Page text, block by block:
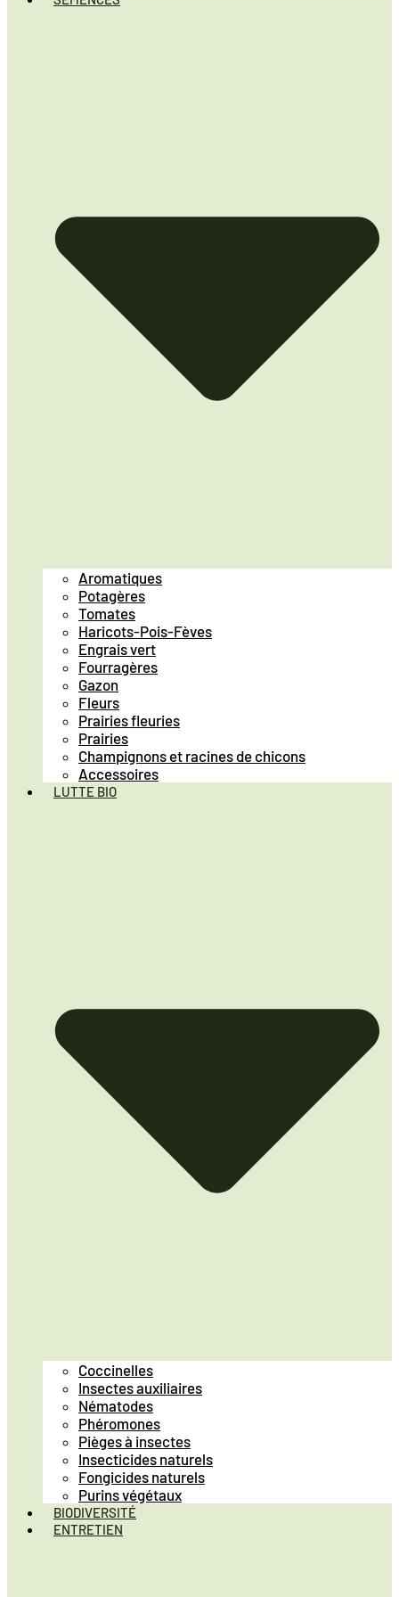
Aromatiques
Potagères
Tomates
Haricots-Pois-Fèves
Engrais vert
Fourragères
Gazon
Fleurs
Prairies fleuries
Prairies
Champignons et racines de chicons
Accessoires
LUTTE BIO
Coccinelles
Insectes auxiliaires
Nématodes
Phéromones
Pièges à insectes
Insecticides naturels
Fongicides naturels
Purins végétaux
BIODIVERSITÉ
ENTRETIEN